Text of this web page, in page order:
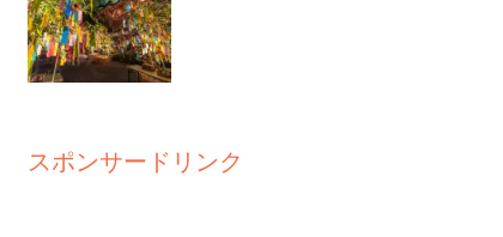
スポンサードリンク